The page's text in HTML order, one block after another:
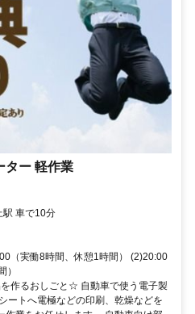
ター 軽作業
駅 車で10分
（実働8時間、休憩1時間） (2)20:00
）
作るおしごと☆ 自動車で使う電子製
ートへ電極などの印刷、乾燥などを